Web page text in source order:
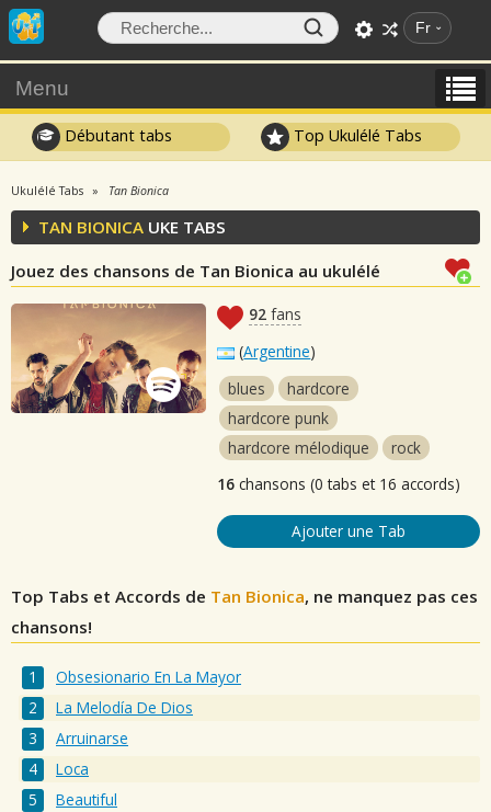
Fr
Menu
Débutant tabs Top Ukulélé Tabs
Ukulélé Tabs Tan Bionica
TAN BIONICA UKE TABS
Jouez des chansons de Tan Bionica au ukulélé
92 fans
(Argentine)
blues
hardcore
hardcore punk
hardcore mélodique
rock
16 chansons (0 tabs et 16 accords)
Ajouter une Tab
Top Tabs et Accords de Tan Bionica, ne manquez pas ces
chansons!
Obsesionario En La Mayor
La Melodía De Dios
Arruinarse
Loca
Beautiful